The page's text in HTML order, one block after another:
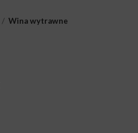
Wina wytrawne